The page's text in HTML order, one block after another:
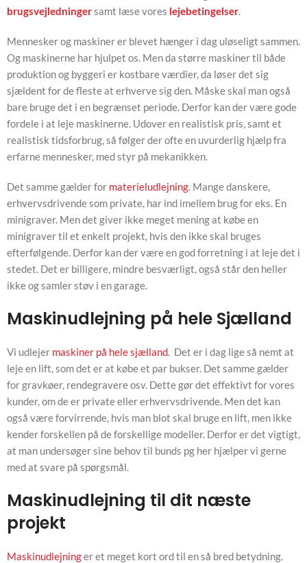
brugsvejledningersamt læse vores lejebetingelser.
Mennesker og maskiner er blevet hænger i dag uløseligt sammen.
Og maskinerne har hjulpet os. Men da større maskiner til både
produktion og byggeri er kostbare værdier, da løser det sig
sjældent for de fleste at erhverve sig den. Måske skal man også
bare bruge det i en begrænset periode. Derfor kan der være gode
fordele i at leje maskinerne. Udover en realistisk pris, samt et
realistisk tidsforbrug, så følger der ofte en uvurderlig hjælp fra
erfarne mennesker, med styr på mekanikken.
Det samme gælder for materieludlejning. Mange danskere,
erhvervsdrivende som private, har ind imellem brug for eks. En
minigraver. Men det giver ikke meget mening at købe en
minigraver til et enkelt projekt, hvis den ikke skal bruges
efterfølgende. Derfor kan der være en god forretning i at leje det i
stedet. Det er billigere, mindre besværligt, også står den heller
ikke og samler støv i en garage.
Maskinudlejning på hele Sjælland
Vi udlejer maskiner på hele sjælland. Det er i dag lige så nemt at
leje en lift, som det er at købe et par bukser. Det samme gælder
for gravkøer, rendegravere osv. Dette gør det effektivt for vores
kunder, om de er private eller erhvervsdrivende. Men det kan
også være forvirrende, hvis man blot skal bruge en lift, men ikke
kender forskellen på de forskellige modeller. Derfor er det vigtigt,
at man undersøger sine behov til bunds pg her hjælper vi gerne
med at svare på spørgsmål.
Maskinudlejning til dit næste
projekt
Maskinudlejninger et meget kort ord til en så bred betydning.